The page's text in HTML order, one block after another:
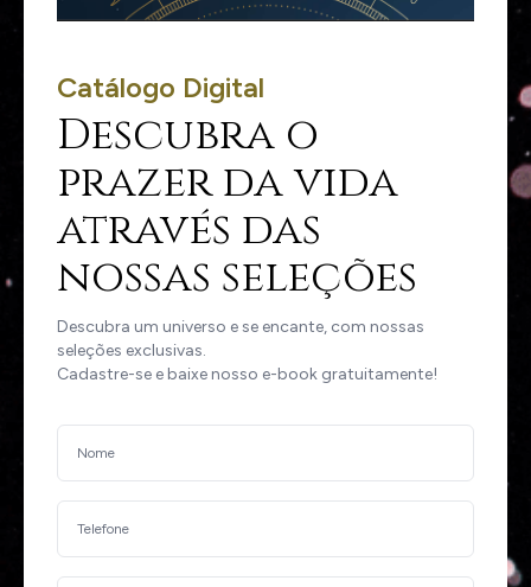
Catálogo Digital
Descubra o
prazer da vida
através das
nossas seleções
Descubra um universo e se encante, com nossas
seleções exclusivas.
Cadastre-se e baixe nosso e-book gratuitamente!